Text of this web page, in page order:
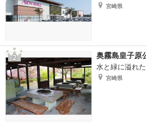
宮崎県
奥霧島皇子原
水と緑に溢れ
宮崎県